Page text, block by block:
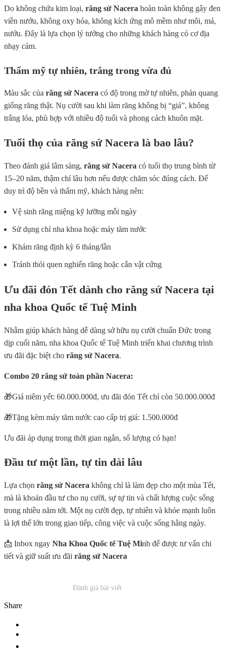
Do không chứa kim loại, răng sứ Nacera hoàn toàn không gây đen
viền nướu, không oxy hóa, không kích ứng mô mềm như môi, má,
nướu. Đây là lựa chọn lý tưởng cho những khách hàng có cơ địa
nhạy cảm.
Thẩm mỹ tự nhiên, trắng trong vừa đủ
Màu sắc của răng sứ Nacera có độ trong mờ tự nhiên, phản quang
giống răng thật. Nụ cười sau khi làm răng không bị “giả”, không
trắng lóa, phù hợp với nhiều độ tuổi và phong cách khuôn mặt.
Tuổi thọ của răng sứ Nacera là bao lâu?
Theo đánh giá lâm sàng, răng sứ Nacera có tuổi thọ trung bình từ
15–20 năm, thậm chí lâu hơn nếu được chăm sóc đúng cách. Để
duy trì độ bền và thẩm mỹ, khách hàng nên:
Vệ sinh răng miệng kỹ lưỡng mỗi ngày
Sử dụng chỉ nha khoa hoặc máy tăm nước
Khám răng định kỳ 6 tháng/lần
Tránh thói quen nghiến răng hoặc cắn vật cứng
Ưu đãi đón Tết dành cho răng sứ Nacera tại
nha khoa Quốc tế Tuệ Minh
Nhằm giúp khách hàng dễ dàng sở hữu nụ cười chuẩn Đức trong
dịp cuối năm, nha khoa Quốc tế Tuệ Minh triển khai chương trình
ưu đãi đặc biệt cho răng sứ Nacera.
Combo 20 răng sứ toàn phần Nacera:
🎁Giá niêm yết: 60.000.000đ, ưu đãi đón Tết chỉ còn 50.000.000đ
🎁Tặng kèm máy tăm nước cao cấp trị giá: 1.500.000đ
Ưu đãi áp dụng trong thời gian ngắn, số lượng có hạn!
Đầu tư một lần, tự tin dài lâu
Lựa chọn răng sứ Nacera không chỉ là làm đẹp cho một mùa Tết,
mà là khoản đầu tư cho nụ cười, sự tự tin và chất lượng cuộc sống
trong nhiều năm tới. Một nụ cười đẹp, tự nhiên và khỏe mạnh luôn
là lợi thế lớn trong giao tiếp, công việc và cuộc sống hằng ngày.
📩 Inbox ngay Nha Khoa Quốc tế Tuệ Minh để được tư vấn chi
tiết và giữ suất ưu đãi răng sứ Nacera
Đánh giá bài viết
Share